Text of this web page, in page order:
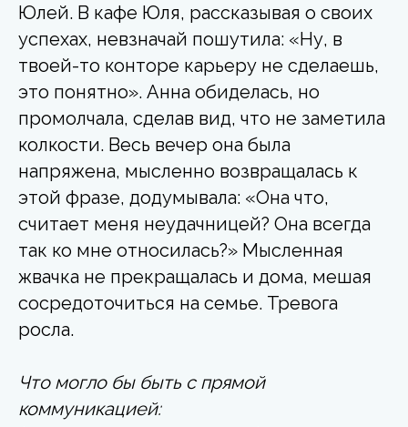
Юлей. В кафе Юля, рассказывая о своих
успехах, невзначай пошутила: «Ну, в
твоей-то конторе карьеру не сделаешь,
это понятно». Анна обиделась, но
промолчала, сделав вид, что не заметила
колкости. Весь вечер она была
напряжена, мысленно возвращалась к
этой фразе, додумывала: «Она что,
считает меня неудачницей? Она всегда
так ко мне относилась?» Мысленная
жвачка не прекращалась и дома, мешая
сосредоточиться на семье. Тревога
росла.
Что могло бы быть с прямой
коммуникацией: